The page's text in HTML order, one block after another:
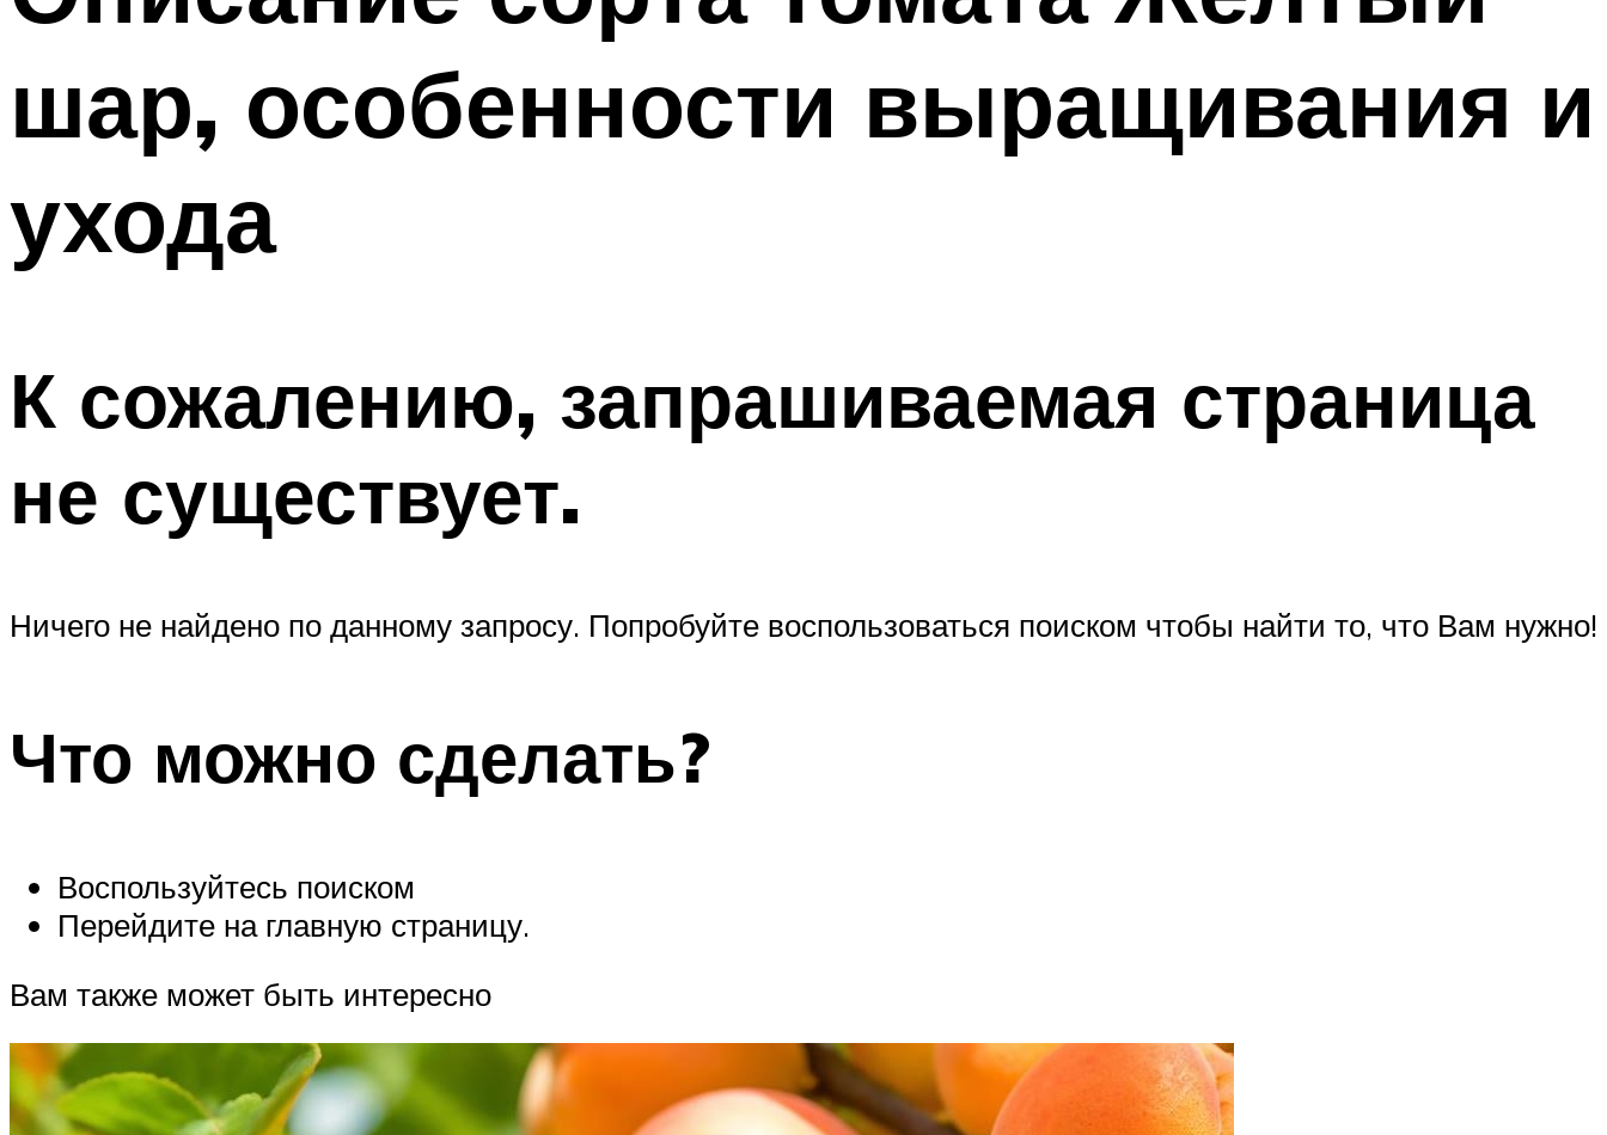
шар, особенности выращивания и
ухода
К сожалению, запрашиваемая страница
не существует.
Ничего не найдено по данному запросу. Попробуйте воспользоваться поиском чтобы найти то, что Вам нужно!
Что можно сделать?
Воспользуйтесь поиском
Перейдите на главную страницу.
Вам также может быть интересно